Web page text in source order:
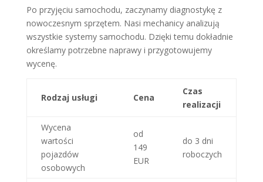
Po przyjęciu samochodu, zaczynamy diagnostykę z
nowoczesnym sprzętem. Nasi mechanicy analizują
wszystkie systemy samochodu. Dzięki temu dokładnie
określamy potrzebne naprawy i przygotowujemy
wycenę.
Rodzaj usługi Cena
Czas
realizacji
Wycena
wartości
pojazdów
osobowych
od
149
EUR
do 3 dni
roboczych